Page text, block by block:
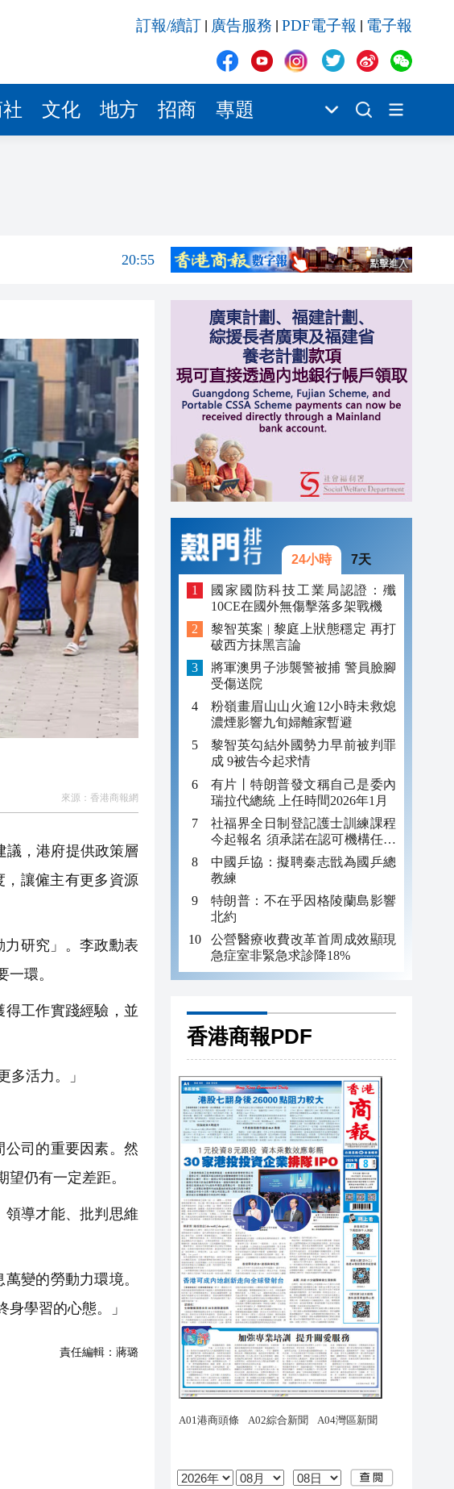
訂報/續訂 廣告服務 PDF電子報 電子報
文化 地方 招商 專題
20:42
20:41
20:40
20:41
20:40
21:08
21:04
20:55
20:41
20:40
來源： 香港商報網
，港府提供政策層
，讓僱主有更多資源
研究」。李政勳表
環。
工作實踐經驗，並
活力。」
司的重要因素。然
仍有一定差距。
導才能、批判思維
變的勞動力環境。
學習的心態。」
責任編輯： 蔣璐
24小時 7天
國家國防科技工業局認證：殲
10CE在國外無傷擊落多架戰機
黎智英案 | 黎庭上狀態穩定 再打
破西方抹黑言論
將軍澳男子涉襲警被捕 警員臉腳
受傷送院
粉嶺畫眉山山火逾12小時未救熄
濃煙影響九旬婦離家暫避
黎智英勾結外國勢力早前被判罪
成 9被告今起求情
有片丨特朗普發文稱自己是委內
瑞拉代總統 上任時間2026年1月
社福界全日制登記護士訓練課程
今起報名 須承諾在認可機構任職
至少三年
中國乒協：擬聘秦志戩為國乒總
教練
特朗普：不在乎因格陵蘭島影響
北約
公營醫療收費改革首周成效顯現
急症室非緊急求診降18%
香港商報PDF